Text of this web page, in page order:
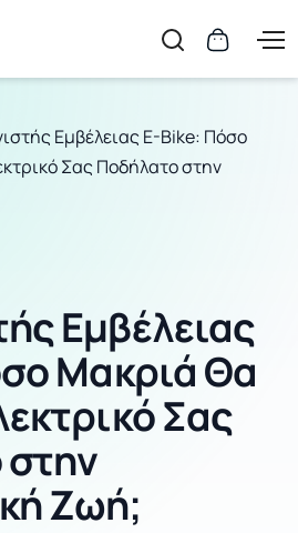
Εμβέλειας E-Bike: Πόσο
Σας Ποδήλατο στην
Εμβέλειας
Μακριά Θα
Σας
Ζωή;